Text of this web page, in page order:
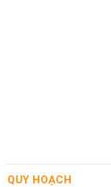
QUY HOẠCH